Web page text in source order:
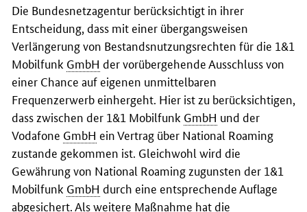
Die Bundesnetzagentur berücksichtigt in ihrer
Entscheidung, dass mit einer übergangsweisen
Verlängerung von Bestandsnutzungsrechten für die 1&1
Mobilfunk GmbH der vorübergehende Ausschluss von
einer Chance auf eigenen unmittelbaren
Frequenzerwerb einhergeht. Hier ist zu berücksichtigen,
dass zwischen der 1&1 Mobilfunk GmbH und der
Vodafone GmbH ein Vertrag über National Roaming
zustande gekommen ist. Gleichwohl wird die
Gewährung von National Roaming zugunsten der 1&1
Mobilfunk GmbH durch eine entsprechende Auflage
abgesichert. Als weitere Maßnahme hat die